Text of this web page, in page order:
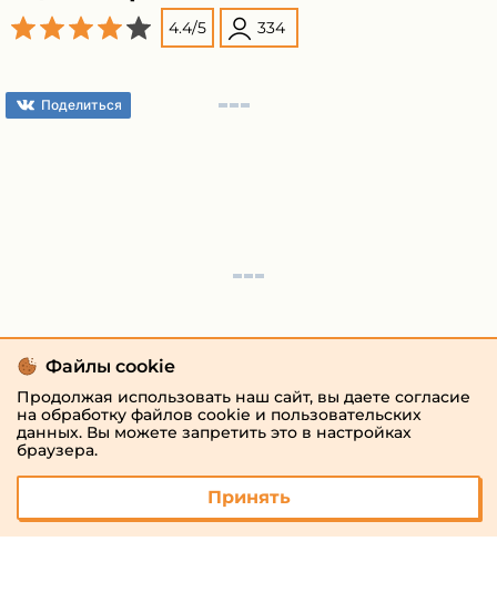
4.4/5 334
Поделиться
Файлы cookie
Продолжая использовать наш сайт, вы даете согласие
на обработку файлов cookie и пользовательских
данных. Вы можете запретить это в настройках
браузера.
Принять